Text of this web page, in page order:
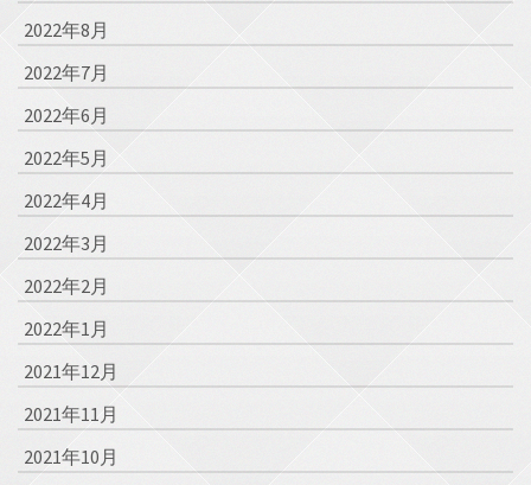
2022年8月
2022年7月
2022年6月
2022年5月
2022年4月
2022年3月
2022年2月
2022年1月
2021年12月
2021年11月
2021年10月